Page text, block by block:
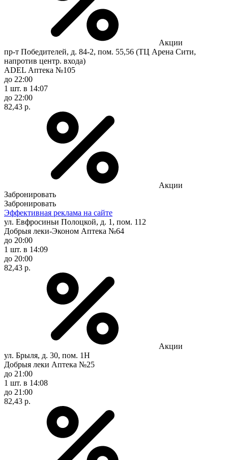
Акции
пр-т Победителей, д. 84-2, пом. 55,56 (ТЦ Арена Сити,
напротив центр. входа)
ADEL Аптека №105
до 22:00
1 шт. в 14:07
до 22:00
82,43 р.
Акции
Забронировать
Забронировать
Эффективная реклама на сайте
ул. Евфросиньи Полоцкой, д. 1, пом. 112
Добрыя леки-Эконом Аптека №64
до 20:00
1 шт. в 14:09
до 20:00
82,43 р.
Акции
ул. Брыля, д. 30, пом. 1Н
Добрыя леки Аптека №25
до 21:00
1 шт. в 14:08
до 21:00
82,43 р.